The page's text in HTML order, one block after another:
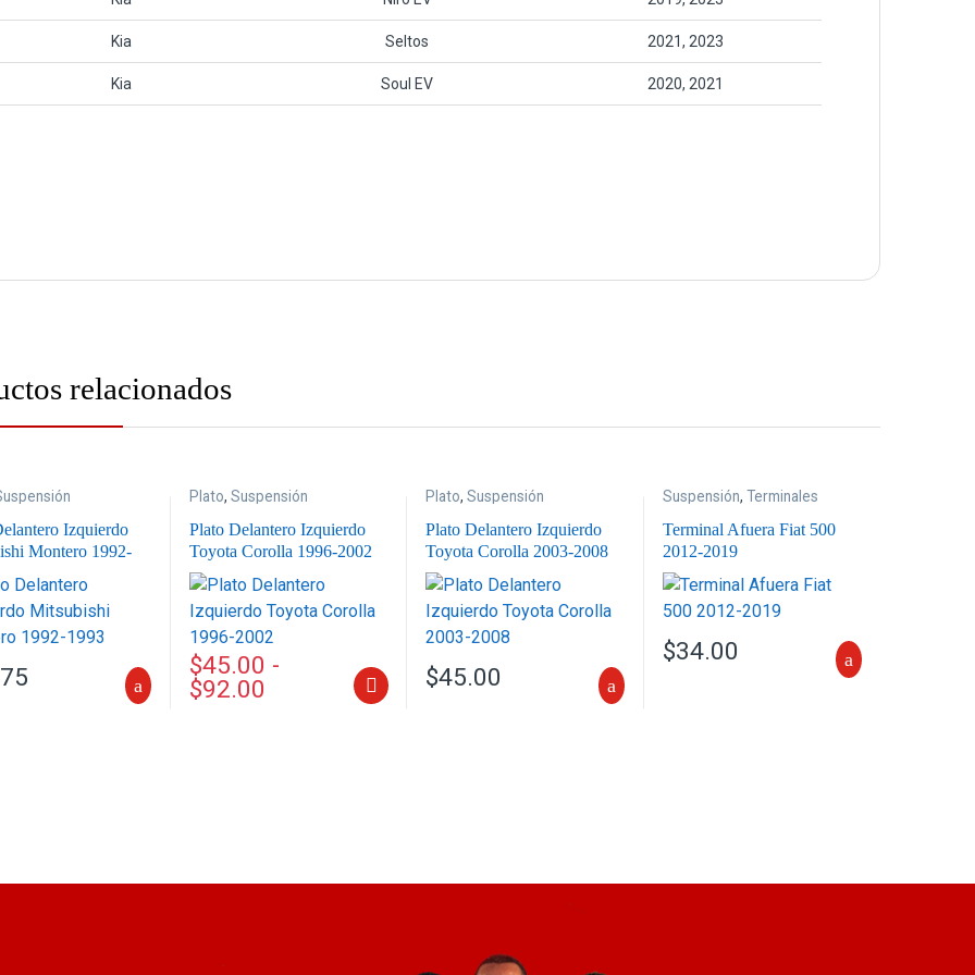
Kia Seltos 2021, 2023
Kia Soul EV 2020, 2021
relacionados
Izquierdo
Montero 1992-
Plato, Suspensión
Plato Delantero Izquierdo
Toyota Corolla 1996-2002
$45.00 -
$92.00
Este producto tiene múltiples variantes. Las opciones se pueden elegir en la página de producto
Plato,Suspensión
Plato Delantero Izquierdo
Toyota Corolla 2003-2008
$45.00
Suspensión, Terminales
Terminal Afuera Fiat 500
2012-2019
$34.00